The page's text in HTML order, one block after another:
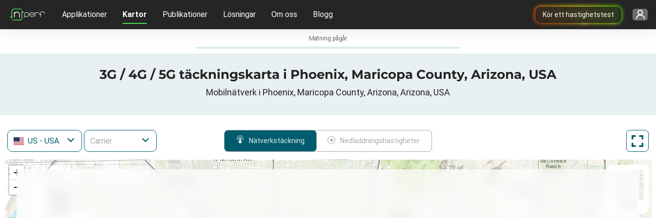
Kör ett hastighetstest
Applikationer Kartor Publikationer Lösningar Om oss Blogg
Mätning pågår
3G / 4G / 5G täckningskarta i Phoenix, Maricopa County, Arizona, USA
Mobilnätverk i Phoenix, Maricopa County, Arizona, Arizona, USA
US - USA Nätverkstäckning Nedladdningshastigheter
+
−